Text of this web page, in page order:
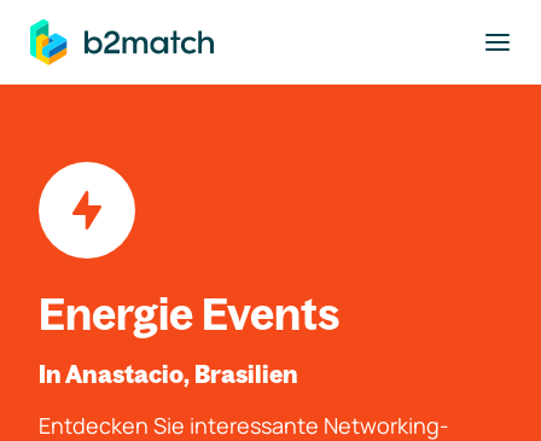
springen
Energie Events
In Anastacio, Brasilien
Entdecken Sie interessante Networking-